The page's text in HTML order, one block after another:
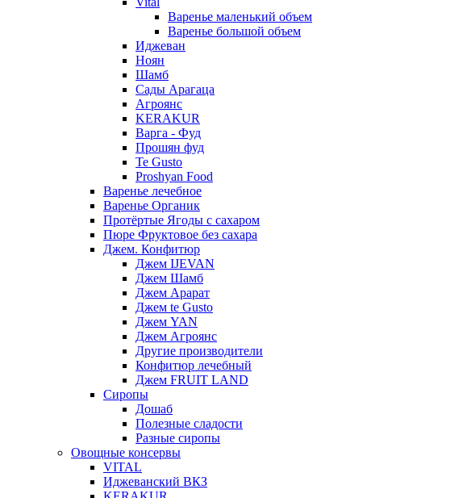
Варенье маленький объем
Варенье большой объем
Иджеван
Ноян
Шамб
Сады Арагаца
Агроянс
KERAKUR
Варга - Фуд
Прошян фуд
Te Gusto
Proshyan Food
Варенье лечебное
Варенье Органик
Протёртые Ягоды с сахаром
Пюре Фруктовое без сахара
Джем. Конфитюр
Джем IJEVAN
Джем Шамб
Джем Арарат
Джем te Gusto
Джем YAN
Джем Агроянс
Другие производители
Конфитюр лечебный
Джем FRUIT LAND
Сиропы
Дошаб
Полезные сладости
Разные сиропы
Овощные консервы
VITAL
Иджеванский ВКЗ